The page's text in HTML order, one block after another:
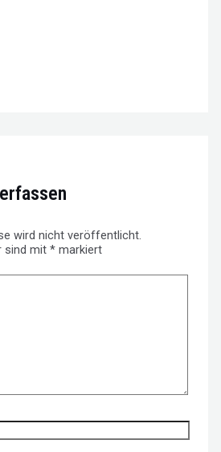
wird nicht veröffentlicht.
sind mit* markiert